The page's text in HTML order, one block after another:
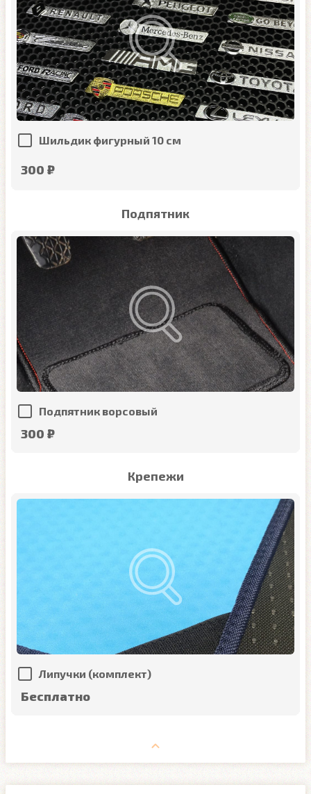
Шильдик фигурный 10 см
300 ₽
Подпятник
Подпятник ворсовый
300 ₽
Крепежи
Липучки (комплект)
Бесплатно